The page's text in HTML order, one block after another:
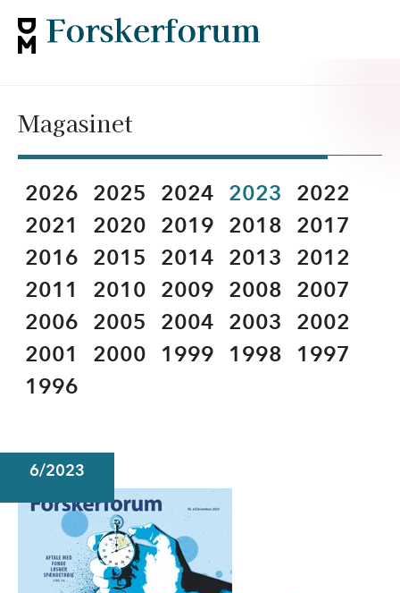
Magasinet
2026 2025 2024 2023
2022
2021
2020 2019 2018
2017
2016
2015 2014 2013
2012
2011
2010 2009 2008
2007
2006
2005 2004 2003
2002
2001
2000 1999 1998
1997
1996
6/2023